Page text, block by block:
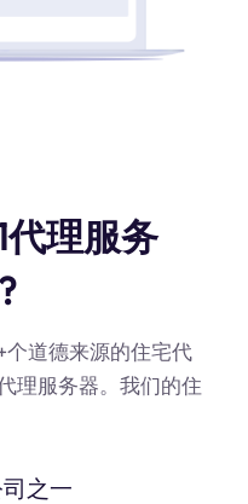
代理服务
个道德来源的住宅代
理服务器。我们的住
之一